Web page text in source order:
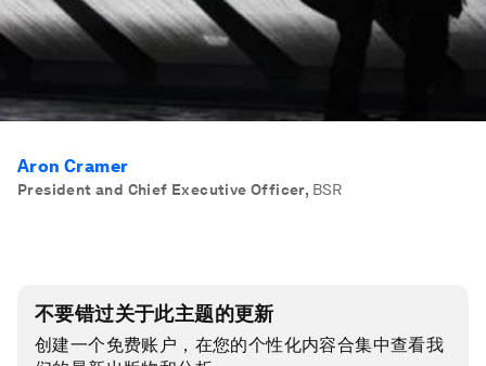
Aron Cramer
President and Chief Executive Officer, BSR
不要错过关于此主题的更新
创建一个免费账户，在您的个性化内容合集中查看我